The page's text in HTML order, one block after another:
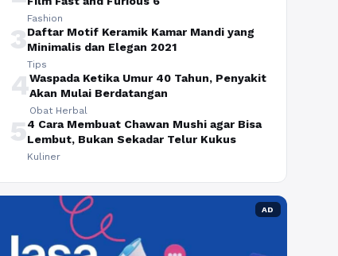
Fashion
3Daftar Motif Keramik Kamar Mandi yang
Minimalis dan Elegan 2021
Tips
4Waspada Ketika Umur 40 Tahun, Penyakit
Akan Mulai Berdatangan
Obat Herbal
54 Cara Membuat Chawan Mushi agar Bisa
Lembut, Bukan Sekadar Telur Kukus
Kuliner
AD